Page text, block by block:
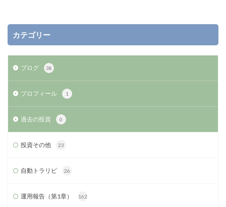
カテゴリー
ブログ 38
プロフィール 1
過去の投資 0
投資その他 23
自動トラリピ 26
運用報告（第1章） 162